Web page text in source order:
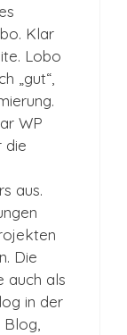
Klar
Lobo
„gut“,
WP
die
aus.
Die
auch als
in der
Blog,